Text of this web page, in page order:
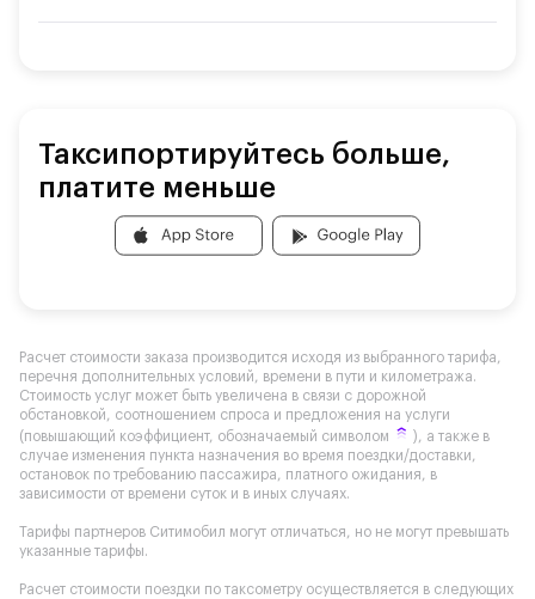
Таксипортируйтесь больше,
платите меньше
Расчет стоимости заказа производится исходя из выбранного тарифа,
перечня дополнительных условий, времени в пути и километража.
Стоимость услуг может быть увеличена в связи с дорожной
обстановкой, соотношением спроса и предложения на услуги
(повышающий коэффициент, обозначаемый символом
), а также в
случае изменения пункта назначения во время поездки/доставки,
остановок по требованию пассажира, платного ожидания, в
зависимости от времени суток и в иных случаях.
Тарифы партнеров Ситимобил могут отличаться, но не могут превышать
указанные тарифы.
Расчет стоимости поездки по таксометру осуществляется в следующих